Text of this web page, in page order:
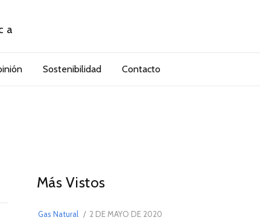
Sostenibilidad Contacto
Más Vistos
Gas Natural
POSTED
2 DE MAYO DE 2020